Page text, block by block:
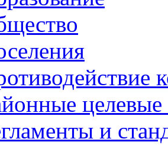
и